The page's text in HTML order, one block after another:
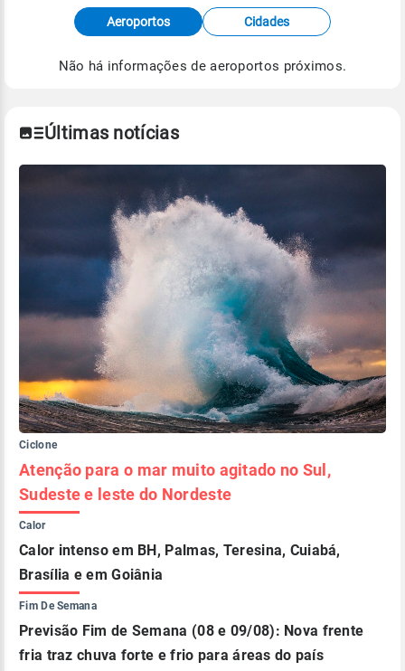
Fonte: dados combinados de estações
meteorológicas e satélite do Centro de Previsão
de Tempo e Estudos Climáticos (CPTEC).
Aeroportos Cidades
Não há informações de aeroportos próximos.
Últimas notícias
Ciclone
Atenção para o mar muito agitado no Sul,
Sudeste e leste do Nordeste
Calor
Calor intenso em BH, Palmas, Teresina, Cuiabá,
Brasília e em Goiânia
Fim De Semana
Previsão Fim de Semana (08 e 09/08): Nova frente
fria traz chuva forte e frio para áreas do país